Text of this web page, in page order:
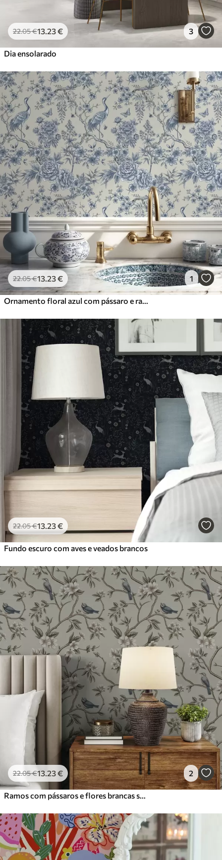
22.05€13 .23€ 3
Dia ensolarado
22.05€13 .23€ 1
22.05€13 .23€
Fundo escuro com aves e veados brancos
22.05€13 .23€ 2